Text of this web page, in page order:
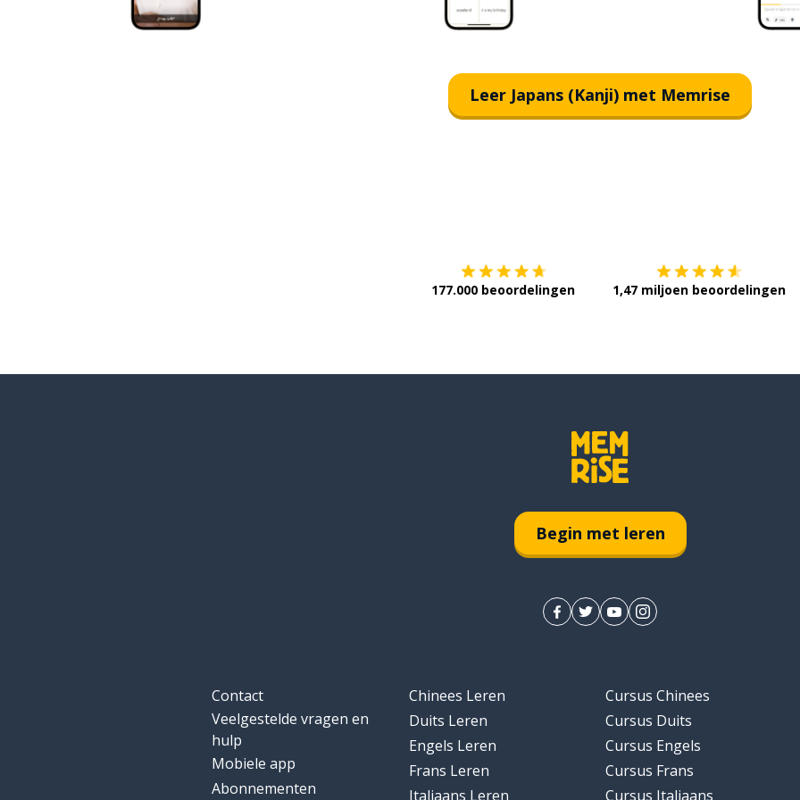
Leer Japans (Kanji) met Memrise
177.000 beoordelingen 1,47 miljoen beoordelingen
Begin met leren
Contact
Veelgestelde vragen en
hulp
Mobiele app
Abonnementen
Chinees Leren
Duits Leren
Engels Leren
Frans Leren
Italiaans Leren
Cursus Chinees
Cursus Duits
Cursus Engels
Cursus Frans
Cursus Italiaans